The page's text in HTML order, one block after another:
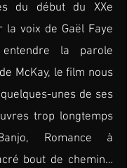
du début du XXe
la voix de Gaël Faye
la parole
McKay, le film nous
unes de ses
trop longtemps
Romance à
bout de chemin…